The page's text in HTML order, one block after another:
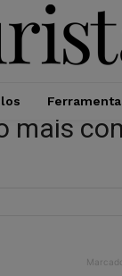
mais